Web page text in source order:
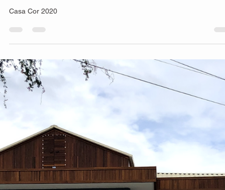
hsprecisao
3 de dez. de 2021